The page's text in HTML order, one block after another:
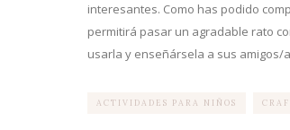
interesantes. Como has podido
permitirá pasar un agradable rato
usarla y enseñársela a sus amigos/
ACTIVIDADES PARA NIÑOS